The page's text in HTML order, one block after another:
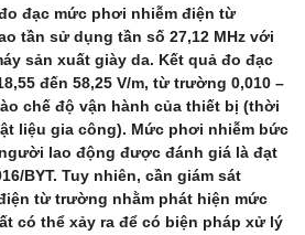
đạc mức phơi nhiễm điện từ
tần sử dụng tần số 27,12 MHz với
sản xuất giày da. Kết quả đo đạc
đến 58,25 V/m, từ trường 0,010 –
chế độ vận hành của thiết bị (thời
liệu gia công). Mức phơi nhiễm bức
lao động được đánh giá là đạt
BYT. Tuy nhiên, cần giám sát
từ trường nhằm phát hiện mức
có thể xảy ra để có biện pháp xử lý